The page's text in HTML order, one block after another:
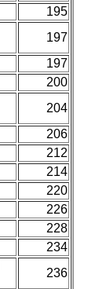
195
197
197
200
204
206
212
214
220
226
228
234
236